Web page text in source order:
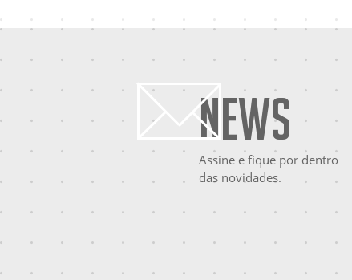
News
Assine e fique por dentro
das novidades.